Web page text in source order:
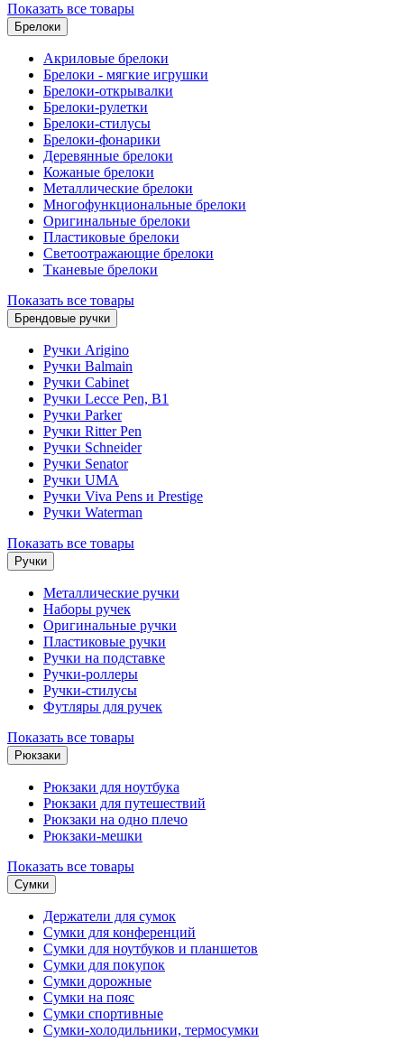
Показать все товары
Брелоки
Акриловые брелоки
Брелоки - мягкие игрушки
Брелоки-открывалки
Брелоки-рулетки
Брелоки-стилусы
Брелоки-фонарики
Деревянные брелоки
Кожаные брелоки
Металлические брелоки
Многофункциональные брелоки
Оригинальные брелоки
Пластиковые брелоки
Светоотражающие брелоки
Тканевые брелоки
Показать все товары
Брендовые ручки
Ручки Arigino
Ручки Balmain
Ручки Cabinet
Ручки Lecce Pen, B1
Ручки Parker
Ручки Ritter Pen
Ручки Schneider
Ручки Senator
Ручки UMA
Ручки Viva Pens и Prestige
Ручки Waterman
Показать все товары
Ручки
Металлические ручки
Наборы ручек
Оригинальные ручки
Пластиковые ручки
Ручки на подставке
Ручки-роллеры
Ручки-стилусы
Футляры для ручек
Показать все товары
Рюкзаки
Рюкзаки для ноутбука
Рюкзаки для путешествий
Рюкзаки на одно плечо
Рюкзаки-мешки
Показать все товары
Сумки
Держатели для сумок
Сумки для конференций
Сумки для ноутбуков и планшетов
Сумки для покупок
Сумки дорожные
Сумки на пояс
Сумки спортивные
Сумки-холодильники, термосумки